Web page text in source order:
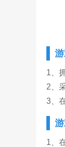
1、
2、
3、
1、